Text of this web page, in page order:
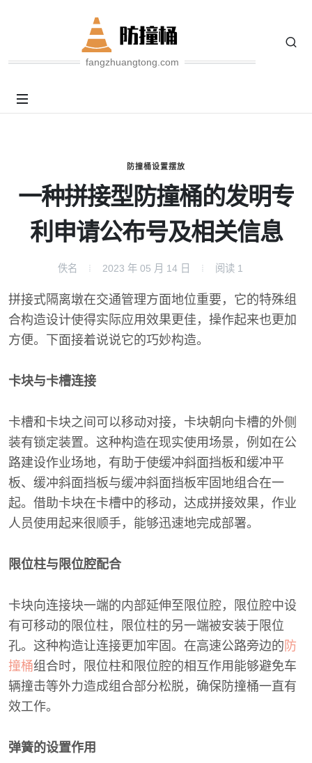
fangzhuangtong.com
防撞桶设置摆放
一种拼接型防撞桶的发明专
利申请公布号及相关信息
佚名 2023 年 05 月 14 日 阅读 1
拼接式隔离墩在交通管理方面地位重要，它的特殊组
合构造设计使得实际应用效果更佳，操作起来也更加
方便。下面接着说说它的巧妙构造。
卡块与卡槽连接
卡槽和卡块之间可以移动对接，卡块朝向卡槽的外侧
装有锁定装置。这种构造在现实使用场景，例如在公
路建设作业场地，有助于使缓冲斜面挡板和缓冲平
板、缓冲斜面挡板与缓冲斜面挡板牢固地组合在一
起。借助卡块在卡槽中的移动，达成拼接效果，作业
人员使用起来很顺手，能够迅速地完成部署。
限位柱与限位腔配合
卡块向连接块一端的内部延伸至限位腔，限位腔中设
有可移动的限位柱，限位柱的另一端被安装于限位
孔。这种构造让连接更加牢固。在高速公路旁边的 防
撞桶组合时，限位柱和限位腔的相互作用能够避免车
辆撞击等外力造成组合部分松脱，确保防撞桶一直有
效工作。
弹簧的设置作用